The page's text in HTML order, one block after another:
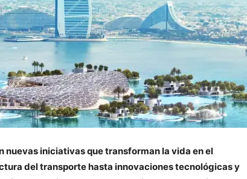
nuevas iniciativas que transforman la vida en el
del transporte hasta innovaciones tecnológicas y